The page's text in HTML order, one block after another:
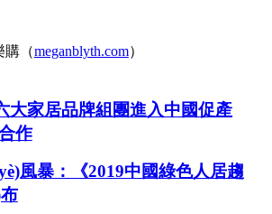
購（meganblyth.com）
大家居品牌組團進入中國促產
作
風暴：《2019中國綠色人居趨